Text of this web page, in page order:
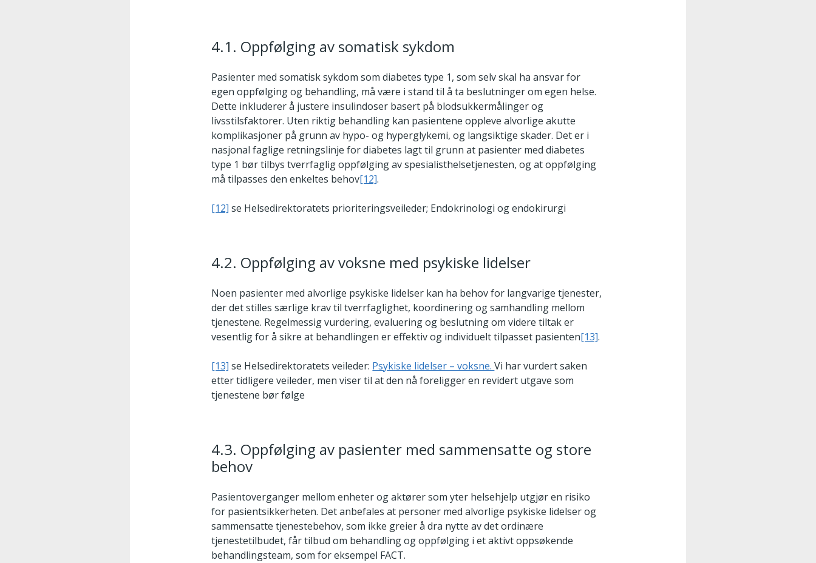
4.1. Oppfølging av somatisk sykdom
Pasienter med somatisk sykdom som diabetes type 1, som selv skal ha ansvar for
egen oppfølging og behandling, må være i stand til å ta beslutninger om egen helse.
Dette inkluderer å justere insulindoser basert på blodsukkermålinger og
livsstilsfaktorer. Uten riktig behandling kan pasientene oppleve alvorlige akutte
komplikasjoner på grunn av hypo- og hyperglykemi, og langsiktige skader. Det er i
nasjonal faglige retningslinje for diabetes lagt til grunn at pasienter med diabetes
type 1 bør tilbys tverrfaglig oppfølging av spesialisthelsetjenesten, og at oppfølging
må tilpasses den enkeltes behov[12].
[12] se Helsedirektoratets prioriteringsveileder; Endokrinologi og endokirurgi
4.2. Oppfølging av voksne med psykiske lidelser
Noen pasienter med alvorlige psykiske lidelser kan ha behov for langvarige tjenester,
der det stilles særlige krav til tverrfaglighet, koordinering og samhandling mellom
tjenestene. Regelmessig vurdering, evaluering og beslutning om videre tiltak er
vesentlig for å sikre at behandlingen er effektiv og individuelt tilpasset pasienten[13].
[13] se Helsedirektoratets veileder: Psykiske lidelser – voksne.Vi har vurdert saken
etter tidligere veileder, men viser til at den nå foreligger en revidert utgave som
tjenestene bør følge
4.3. Oppfølging av pasienter med sammensatte og store
behov
Pasientoverganger mellom enheter og aktører som yter helsehjelp utgjør en risiko
for pasientsikkerheten. Det anbefales at personer med alvorlige psykiske lidelser og
sammensatte tjenestebehov, som ikke greier å dra nytte av det ordinære
tjenestetilbudet, får tilbud om behandling og oppfølging i et aktivt oppsøkende
behandlingsteam, som for eksempel FACT.